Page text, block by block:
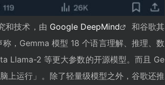
和技术，由 Google DeepMind
和谷歌其
，Gemma 模型 18 个语言理解、推理、数
Llama-2 等更大参数的开源模型。而且 Ge
上运行」。除了轻量级模型之外，谷歌还推